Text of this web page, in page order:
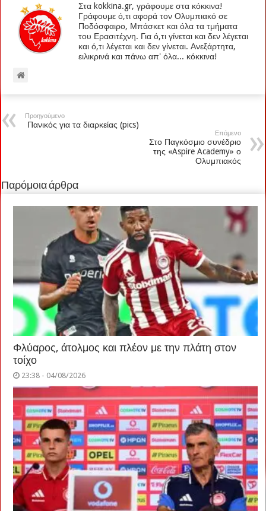
Στα kokkina.gr, γράφουμε στα κόκκινα!
Γράφουμε ό,τι αφορά τον Ολυμπιακό σε
Ποδόσφαιρο, Μπάσκετ και όλα τα τμήματα
του Ερασιτέχνη. Για ό,τι γίνεται και δεν λέγεται
και ό,τι λέγεται και δεν γίνεται. Ανεξάρτητα,
ειλικρινά και πάνω απ' όλα... κόκκινα!
Προηγούμενο
Πανικός για τα διαρκείας (pics)
Επόμενο
Στο Παγκόσμιο συνέδριο
της «Aspire Academy» ο
Ολυμπιακός
Παρόμοια άρθρα
Φλύαρος, άτολμος και πλέον με την πλάτη στον
τοίχο
23:38 - 04/08/2026